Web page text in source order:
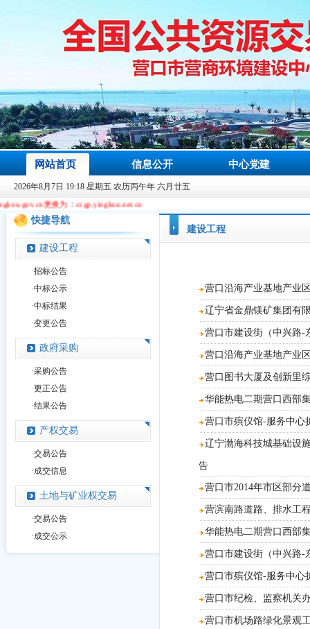
网站首页 信息公开 中心党建
2026年8月7日 19:18 星期五 农历丙午年 六月廿五
更换为：ccgp.yingkou.net.cn
快捷导航
建设工程
·招标公告
·中标公示
·中标结果
·变更公告
政府采购
·采购公告
·更正公告
·结果公告
产权交易
·交易公告
·成交信息
土地与矿业权交易
·交易公告
·成交公示
建设工程
营口沿海产业基地产业
辽宁省金鼎镁矿集团有
营口市建设街（中兴路-
营口沿海产业基地产业
营口图书大厦及创新里
华能热电二期营口西部
营口市殡仪馆-服务中心
辽宁渤海科技城基础设
告
营口市2014年市区部分
营滨南路道路、排水工
华能热电二期营口西部
营口市建设街（中兴路-
营口市殡仪馆-服务中心
营口市纪检、监察机关
营口市机场路绿化景观